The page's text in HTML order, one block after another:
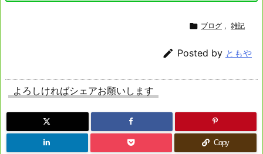
 ブログ , 雑記
 Posted by ともや
よろしければシェアお願いします
Copy